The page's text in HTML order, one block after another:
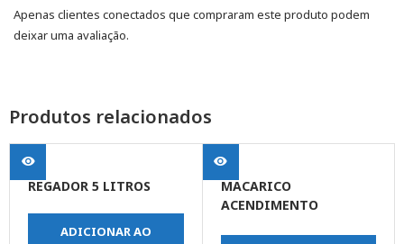
Apenas clientes conectados que compraram este produto podem
deixar uma avaliação.
Produtos relacionados
REGADOR 5 LITROS
ADICIONAR AO
MACARICO
ACENDIMENTO